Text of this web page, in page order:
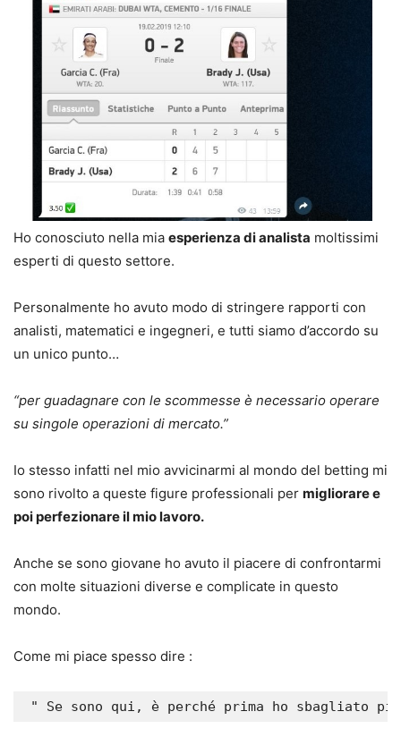
Ho conosciuto nella mia esperienza di analista moltissimi
esperti di questo settore.
Personalmente ho avuto modo di stringere rapporti con
analisti, matematici e ingegneri, e tutti siamo d’accordo su
un unico punto…
“per guadagnare con le scommesse è necessario operare
su singole operazioni di mercato.”
Io stesso infatti nel mio avvicinarmi al mondo del betting mi
sono rivolto a queste figure professionali per migliorare e
poi perfezionare il mio lavoro.
Anche se sono giovane ho avuto il piacere di confrontarmi
con molte situazioni diverse e complicate in questo
mondo.
Come mi piace spesso dire :
" Se sono qui, è perché prima ho sbagliato